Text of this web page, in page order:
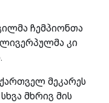
ჩემპიონთა
კი
მეკარეს
მხრივ მის